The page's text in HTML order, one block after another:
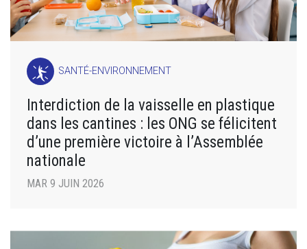
SANTÉ-ENVIRONNEMENT
Interdiction de la vaisselle en plastique
dans les cantines : les ONG se félicitent
d’une première victoire à l’Assemblée
nationale
MAR 9 JUIN 2026